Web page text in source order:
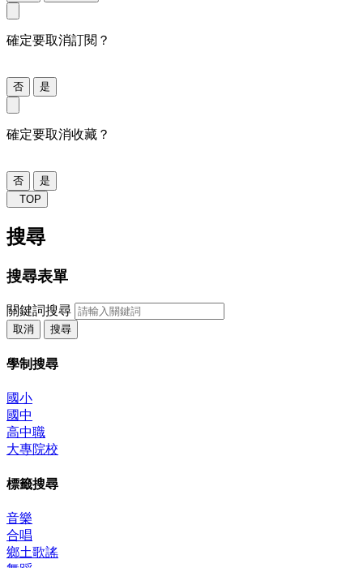
確定要取消訂閱？
否 是
確定要取消收藏？
否
是
TOP
搜尋
搜尋表單
關鍵詞搜尋
取消 搜尋
學制搜尋
國小
國中
高中職
大專院校
標籤搜尋
音樂
合唱
鄉土歌謠